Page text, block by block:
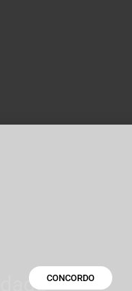
CONCORDO